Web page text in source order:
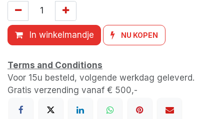
In winkelmandje NU KOPEN
Terms and Conditions
Voor 15u besteld, volgende werkdag geleverd.
Gratis verzending vanaf € 500,-